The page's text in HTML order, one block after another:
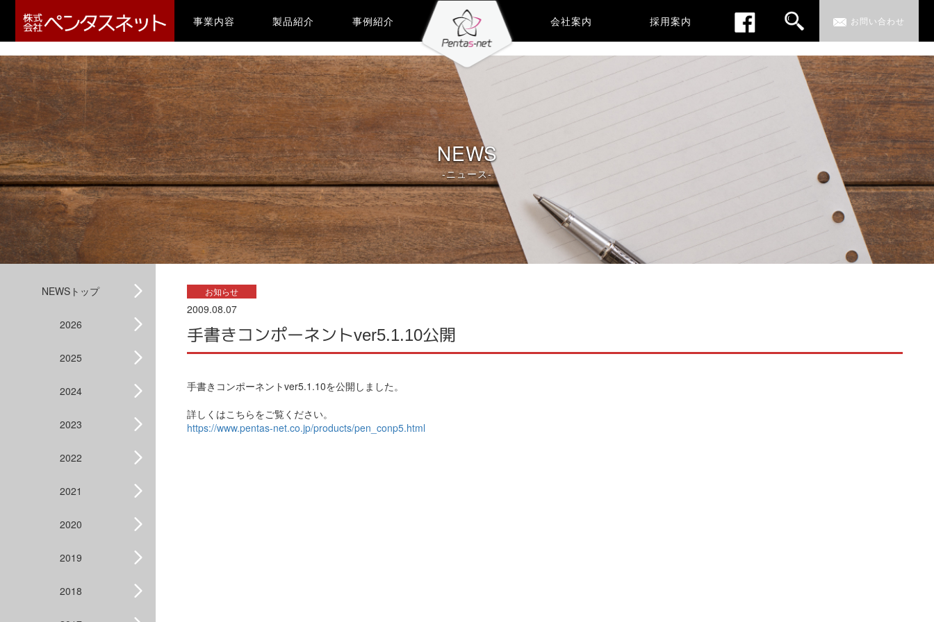
事業内容 (current)製品紹介 事例紹介 会社案内 採用案内 お問い合わせ
NEWS
-ニュース-
お知らせ
2009.08.07
手書きコンポーネントver5.1.10公開
手書きコンポーネントver5.1.10を公開しました。
詳しくはこちらをご覧ください。
https://www.pentas-net.co.jp/products/pen_conp5.html
NEWSトップ
2026
2025
2024
2023
2022
2021
2020
2019
2018